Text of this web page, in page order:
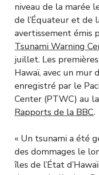
niveau de la marée
de l’Équateur et de
avertissement émis
Tsunami Warning
juillet. Les
Hawaï, avec un mur
enregistré par le
Center (PTWC) au
Rapports de la BBC.
« Un tsunami a été
des dommages le
îles de l’État